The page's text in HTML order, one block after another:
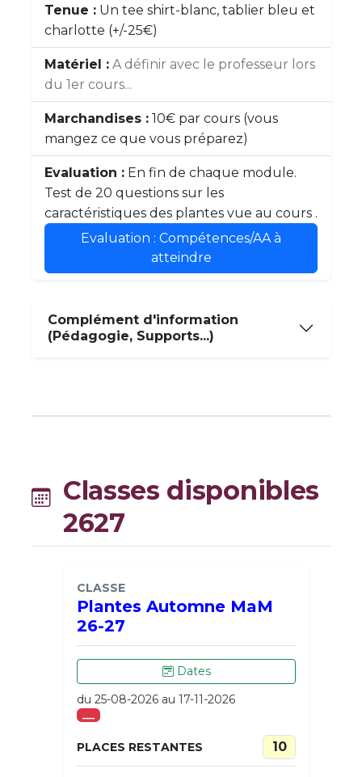
Tenue : Un tee shirt-blanc, tablier bleu et
charlotte (+/-25€)
Matériel : A définir avec le professeur lors
du 1er cours...
Marchandises : 10€ par cours (vous
mangez ce que vous préparez)
Evaluation : En fin de chaque module.
Test de 20 questions sur les
caractéristiques des plantes vue au cours .
Evaluation : Compétences/AA à
atteindre
Complément d'information
(Pédagogie, Supports...)
Classes disponibles
2627
CLASSE
Plantes Automne MaM
26-27
Dates
du 25-08-2026 au 17-11-2026
___
PLACES RESTANTES 10